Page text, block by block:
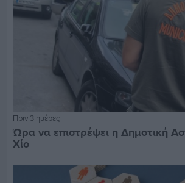
Πριν 3 ημέρες
Ώρα να επιστρέψει η Δημοτική
Χίο